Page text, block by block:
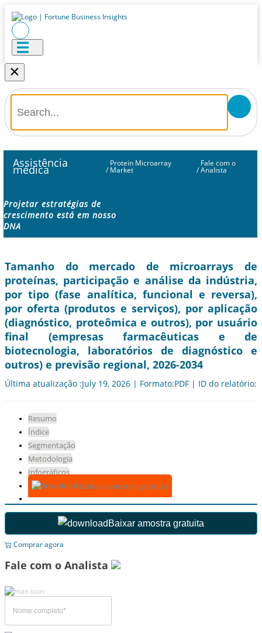
×
Assistência
médica /
Protein Microarray
Market /
Fale com o
Analista
Projetar estratégias de
crescimento está em nosso
DNA
Tamanho do mercado de microarrays de
proteínas, participação e análise da indústria,
por tipo (fase analítica, funcional e reversa),
por oferta (produtos e serviços), por aplicação
(diagnóstico, proteômica e outros), por usuário
final (empresas farmacêuticas e de
biotecnologia, laboratórios de diagnóstico e
outros) e previsão regional, 2026-2034
Última atualização :July 19, 2026 | Formato:PDF | ID do relatório:
Resumo
Índice
Segmentação
Metodologia
Infográficos
Baixar amostra gratuita
Baixar amostra gratuita
Comprar agora
Fale com o Analista